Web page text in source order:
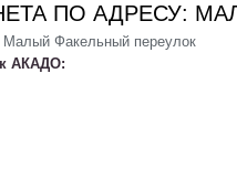
ПО АДРЕСУ:
Малый Факельный переулок
АКАДО: